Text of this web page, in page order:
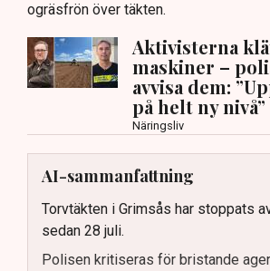
ogräsfrön över täkten.
Aktivisterna
maskiner –
avvisa dem:
på helt ny nivå”
Näringsliv
AI-sammanfattning
Torvtäkten i Grimsås har stoppats
sedan 28 juli.
Polisen kritiseras för bristande